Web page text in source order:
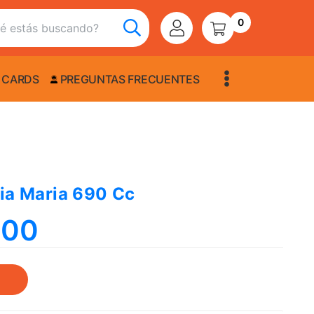
0
PREGUNTAS FRECUENTES
Maria 690 Cc